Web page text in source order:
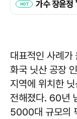
대표적인 사례가
화국 닛산 공장
지역에 위치한
전해졌다. 60년
5000대 규모의